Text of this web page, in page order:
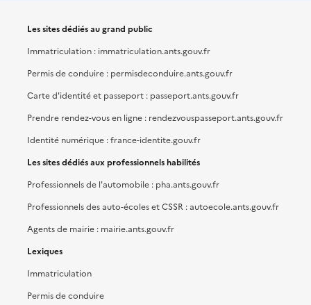
Les sites dédiés au grand public
Immatriculation : immatriculation.ants.gouv.fr
Permis de conduire : permisdeconduire.ants.gouv.fr
Carte d'identité et passeport : passeport.ants.gouv.fr
Prendre rendez-vous en ligne : rendezvouspasseport.ants.gouv.fr
Identité numérique : france-identite.gouv.fr
Les sites dédiés aux professionnels habilités
Professionnels de l'automobile : pha.ants.gouv.fr
Professionnels des auto-écoles et CSSR : autoecole.ants.gouv.fr
Agents de mairie : mairie.ants.gouv.fr
Lexiques
Immatriculation
Permis de conduire